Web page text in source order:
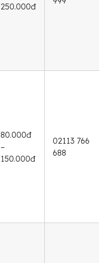
250.000đ
80.000đ
–
150.000đ
02113 766
688